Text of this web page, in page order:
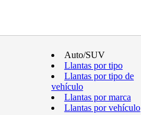
Auto/SUV
Llantas por tipo
Llantas por tipo de
vehículo
Llantas por marca
Llantas por vehículo